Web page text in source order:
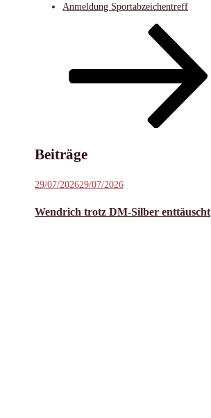
Anmeldung Sportabzeichentreff
Beiträge
Veröffentlicht
29/07/202629/07/2026
Wendrich trotz DM-Silber enttäuscht